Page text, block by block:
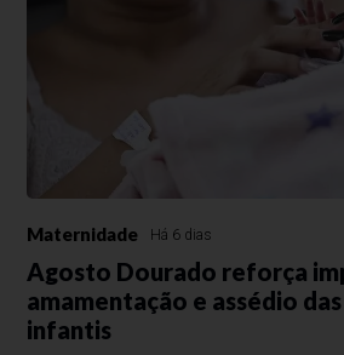
Maternidade Há 6 dias
Agosto Dourado reforça
amamentação e assédio
infantis